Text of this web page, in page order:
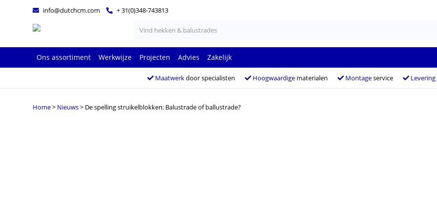
info@dutchcm.com + 31(0)348-743813
Ons assortiment Werkwijze Projecten Advies Zakelijk
Maatwerkdoor specialisten Hoogwaardigematerialen Montageservice Levering
Home> Nieuws> De spelling struikelblokken: Balustrade of ballustrade?